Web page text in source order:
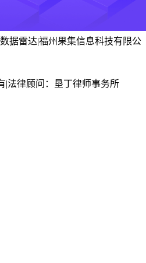
据雷达|福州果集信息科技有限公
|法律顾问：垦丁律师事务所